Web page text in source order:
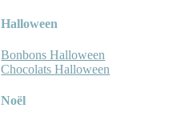
Halloween
Bonbons Halloween
Chocolats Halloween
Noël